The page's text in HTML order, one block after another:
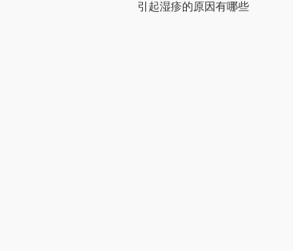
引起湿疹的原因有哪些